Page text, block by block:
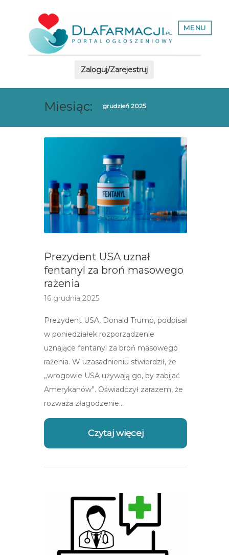
MENU
Zaloguj/Zarejestruj
Miesiąc: grudzień 2025
Prezydent USA uznał
fentanyl za broń masowego
rażenia
16 grudnia 2025
Prezydent USA, Donald Trump, podpisał
w poniedziałek rozporządzenie
uznające fentanyl za broń masowego
rażenia. W uzasadnieniu stwierdził, że
„wrogowie USA używają go, by zabijać
Amerykanów”. Oświadczył zarazem, że
rozważa złagodzenie…
Czytaj więcej